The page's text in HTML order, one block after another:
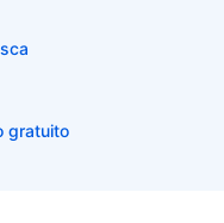
gratuito